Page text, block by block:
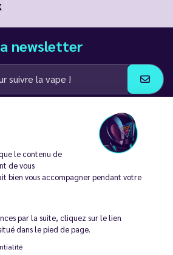
le contenu de
de vous
bien vous accompagner pendant votre
par la suite, cliquez sur le lien
dans le pied de page.
newsletter
e-mail et SMS de la part de
est interdite chez les moins de
18 ans. 🔞
Le Vapoteur Discount - Tous droits